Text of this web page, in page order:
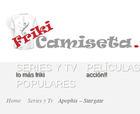
SERIES Y TV
lo más friki
PELÍCULAS
acción!!
POPULARES
Home Series y Tv Apophis – Stargate